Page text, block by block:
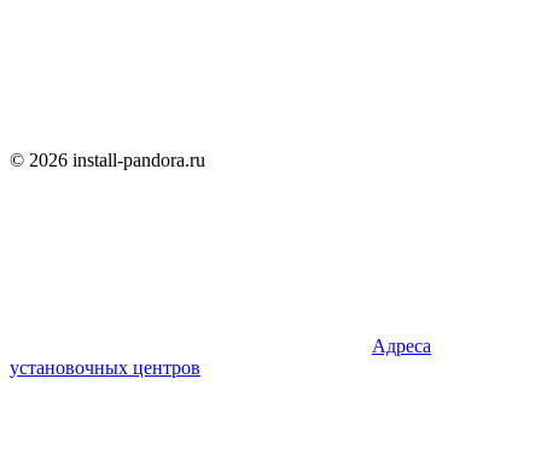
© 2026 install-pandora.ru
Адреса
установочных центров